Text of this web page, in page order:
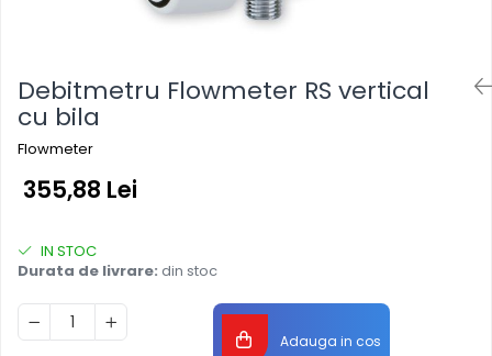
Debitmetru Flowmeter RS vertical
cu bila
Flowmeter
355,88 Lei
IN STOC
Durata de livrare: din stoc
Adauga in cos